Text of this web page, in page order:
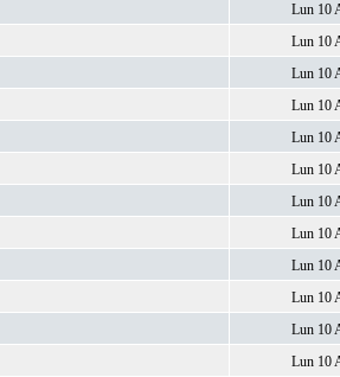
Lun 10
Lun 10
Lun 10
Lun 10
Lun 10
Lun 10
Lun 10
Lun 10
Lun 10
Lun 10
Lun 10
Lun 10